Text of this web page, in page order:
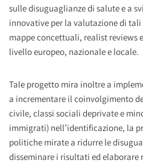
sulle disuguaglianze di salute e a
innovative per la valutazione di
mappe concettuali, realist reviews
livello europeo, nazionale e locale.
Tale progetto mira inoltre a
a incrementare il coinvolgimento
civile, classi sociali deprivate e
immigrati) nell’identificazione, la
politiche mirate a ridurre le
disseminare i risultati ed elaborare